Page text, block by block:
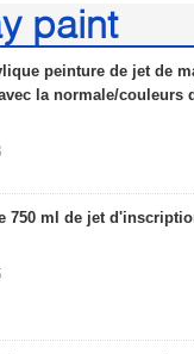
paint
peinture de jet de
la normale/couleurs
750 ml de jet